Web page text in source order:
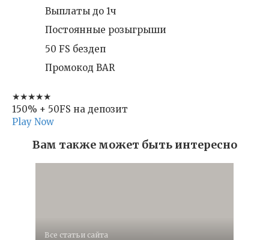
Выплаты до 1ч
Постоянные розыгрыши
50 FS бездеп
Промокод BAR
★★★★★
150% + 50FS на депозит
Play Now
Вам также может быть интересно
Все статьи сайта